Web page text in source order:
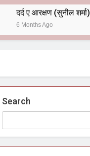
दर्द ए आरक्षण (सुनील शर्मा)
6 Months Ago
Search